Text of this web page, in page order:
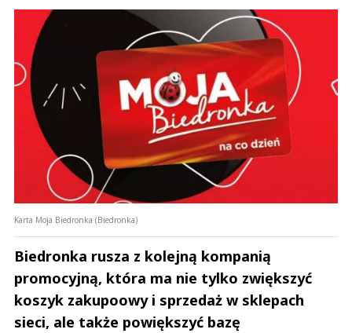
Karta Moja Biedronka (Biedronka)
Biedronka rusza z kolejną kompanią
promocyjną, która ma nie tylko zwiększyć
koszyk zakupoowy i sprzedaż w sklepach
sieci, ale także powiększyć bazę